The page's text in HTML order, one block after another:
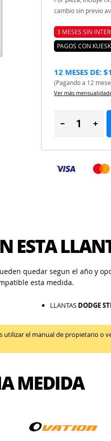
cambio sin previo
3 MESES SIN
PAGOS CON
12 MESES DE:
(Pagando a 12
Ver más
ESTA
quedar segun el año y
esta medida.
LLANTAS DODGE
el manual de propietario o
MEDIDA